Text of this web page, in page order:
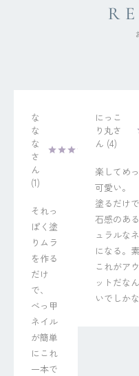
な
な
な
1
それっ
ぽく塗
りムラ
を作る
だけ
で、
べっ甲
ネイル
が簡単
にこれ
一本で
にっこ
り丸
4
楽してめ
可愛い。
塗るだけ
石感のあ
ュラルな
になる。素
これがア
ットだな
いでしかな